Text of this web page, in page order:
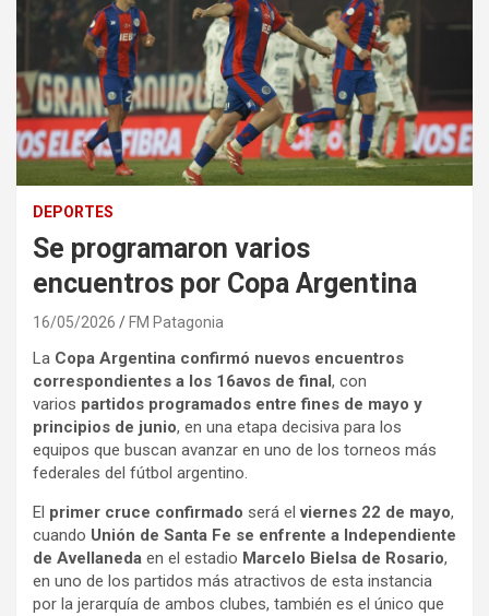
DEPORTES
Se programaron varios
encuentros por Copa Argentina
16/05/2026 FM Patagonia
La Copa Argentina confirmó nuevos encuentros
correspondientes a los 16avos de final , con
varios partidos programados entre fines de mayo y
principios de junio, en una etapa decisiva para los
equipos que buscan avanzar en uno de los torneos más
federales del fútbol argentino.
El primer cruce confirmado será elviernes 22 de mayo,
cuando Unión de Santa Fe se enfrente a Independiente
de Avellaneda en el estadio Marcelo Bielsa de Rosario,
en uno de los partidos más atractivos de esta instancia
por la jerarquía de ambos clubes, también es el único que